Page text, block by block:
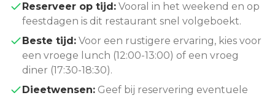
Reserveer op tijd: Vooral in het weekend en op
feestdagen is dit restaurant snel volgeboekt.
Beste tijd: Voor een rustigere ervaring, kies voor
een vroege lunch (12:00-13:00) of een vroeg
diner (17:30-18:30).
Dieetwensen: Geef bij reservering eventuele